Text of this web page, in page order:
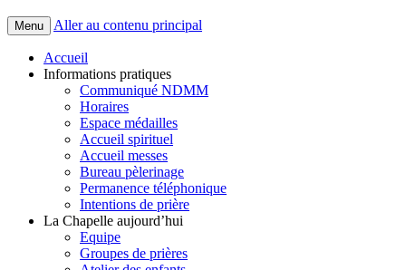
Menu Aller au contenu principal
Accueil
Informations pratiques
Communiqué NDMM
Horaires
Espace médailles
Accueil spirituel
Accueil messes
Bureau pèlerinage
Permanence téléphonique
Intentions de prière
La Chapelle aujourd’hui
Equipe
Groupes de prières